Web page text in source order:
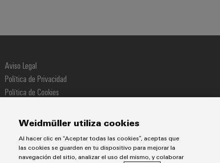
Aviso Legal
Política de Privacidad
Política de Cookies
Política de Calidad
Weidmüller
Pol. Ind. Sudoeste Calle Narcís Monturiol 11-13
Weidmüller utiliza cookies
Al hacer clic en “Aceptar todas las cookies”, aceptas que
las cookies se guarden en tu dispositivo para mejorar la
navegación del sitio, analizar el uso del mismo, y colaborar